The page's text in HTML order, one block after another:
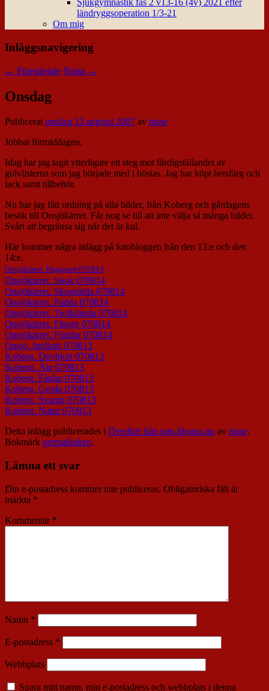
Sjukgymnastik fas 2 v13-16 (4v) 2021 efter
ländryggsoperation 1/3-21
Om mig
Inläggsnavigering
← Föregående Nästa →
Onsdag
Publiceratonsdag 15 augusti 2007 av nisse
Jobbat förmiddagen.
Idag har jag tagit ytterligare ett steg mot färdigställandet av
golvlisterna som jag började med i höstas. Jag har köpt betsfärg och
lack samt tillbehör.
Nu har jag fått ordning på alla bilder, från Koberg och gårdagens
besök till Onsjökärret. Får nog se till att inte välja så många bilder.
Svårt att begränsa sig när det är kul.
Här kommer några inlägg på fotobloggen från den 13:e och den
14:e.
Onsjökärret. Huggorm 070814
Onsjökärret. Snok 070814
Onsjökärret. Skogsödla 070814
Onsjökärret. Padda 070814
Onsjökärret. Trollslända 070814
Onsjökärret. Flugor 070814
Onsjökärret. Fjärilar 070814
Onsjö. Igelkott 070813
Koberg. Dovhjort 070813
Koberg. Älg 070813
Koberg. Fåglar 070813
Koberg. Groda 070813
Koberg. Svamp 070813
Koberg. Natur 070813
Detta inlägg publicerades i Överfört från ngn.blogga.nu av nisse.
Bokmärk permalänken.
Lämna ett svar
Din e-postadress kommer inte publiceras. Obligatoriska fält är
märkta *
Kommentar *
Namn *
E-postadress *
Webbplats
Spara mitt namn, min e-postadress och webbplats i denna